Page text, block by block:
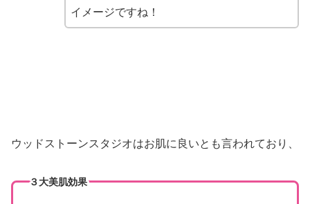
イメージですね！
ウッドストーンスタジオはお肌に良いとも言われており、
３大美肌効果